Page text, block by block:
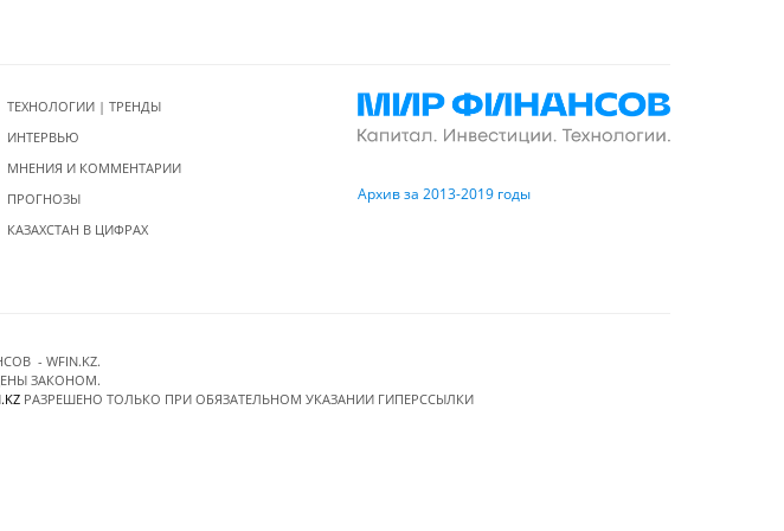
ТЕХНОЛОГИИ | ТРЕНДЫ
ИНТЕРВЬЮ
МНЕНИЯ И КОММЕНТАРИИ
ПРОГНОЗЫ
КАЗАХСТАН В ЦИФРАХ
Архив за 2013-2019 годы
- WFIN.KZ.
ЗАКОНОМ.
РАЗРЕШЕНО ТОЛЬКО ПРИ ОБЯЗАТЕЛЬНОМ УКАЗАНИИ ГИПЕРССЫЛКИ